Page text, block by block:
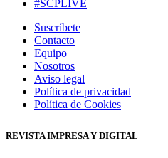
#SCPLIVE
Suscríbete
Contacto
Equipo
Nosotros
Aviso legal
Política de privacidad
Política de Cookies
REVISTA IMPRESA Y DIGITAL